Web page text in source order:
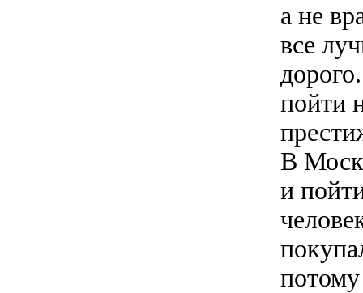
а не
все
пойти
В
и